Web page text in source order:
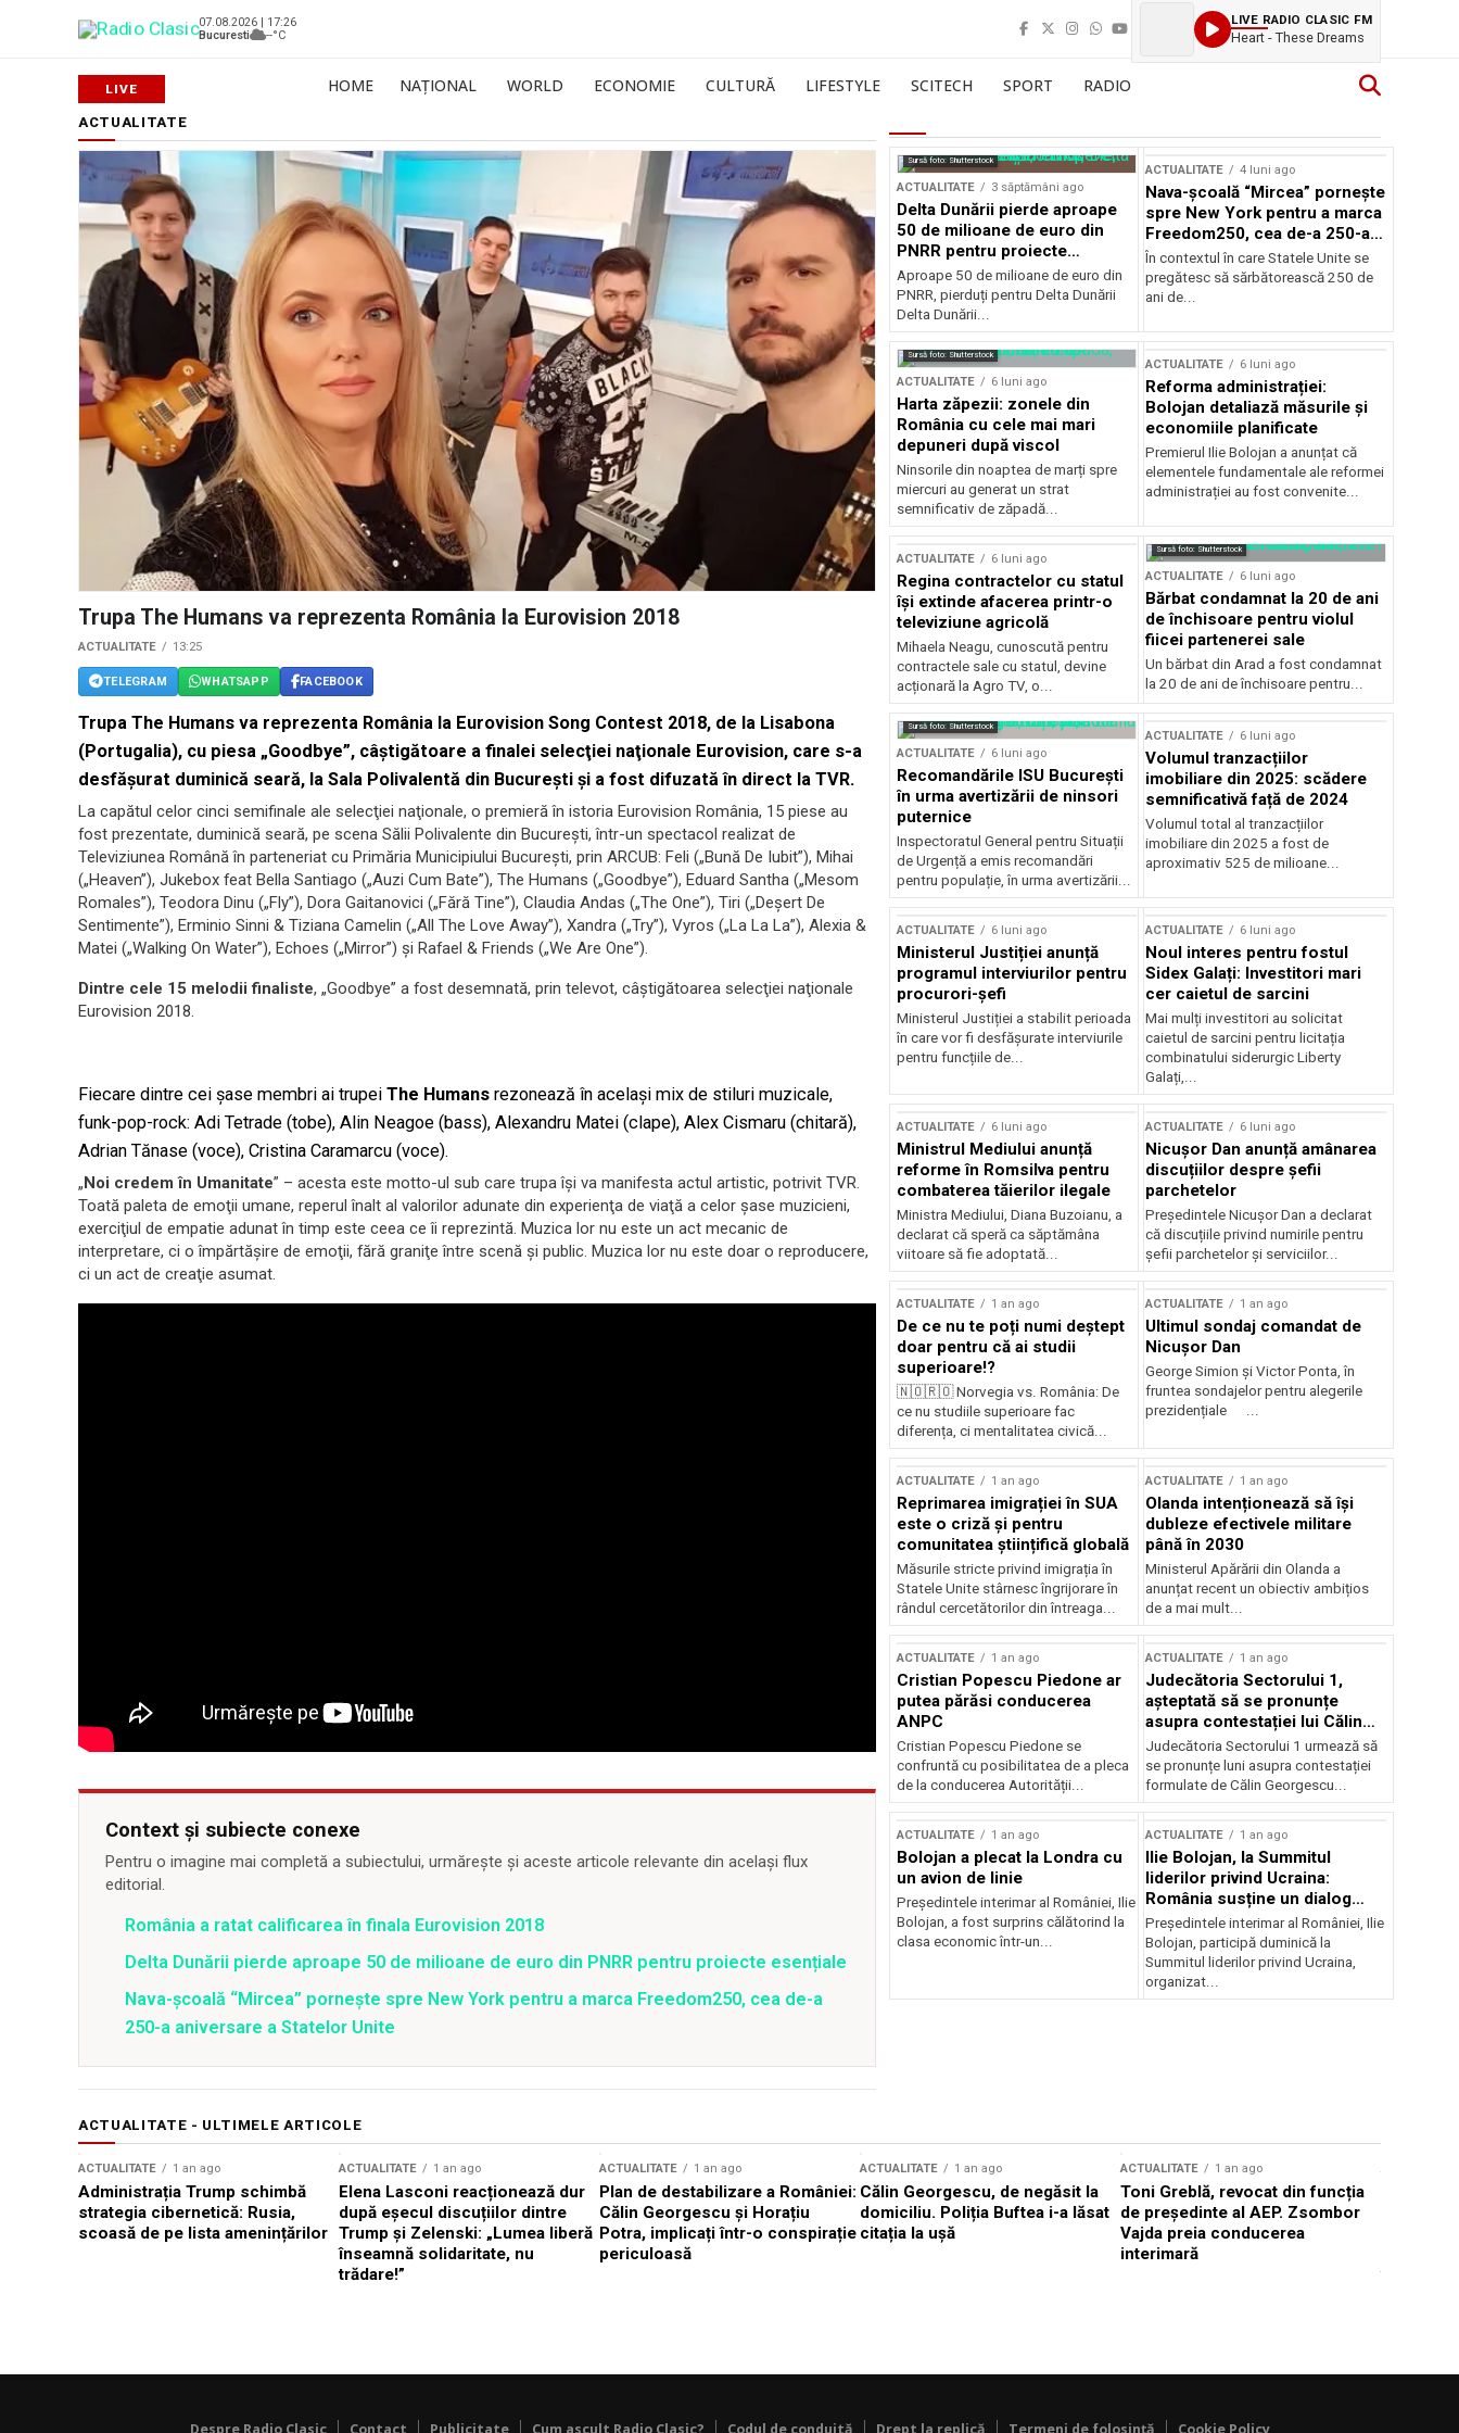
07.08.2026 | 17:26
Bucuresti
--°C
LIVE RADIO CLASIC FM
Heart - These Dreams
HOME NAȚIONAL WORLD ECONOMIE CULTURĂ LIFESTYLE SCITECH SPORT RADIO
ACTUALITATE
Trupa The Humans va reprezenta România la Eurovision 2018
ACTUALITATE 13:25
TELEGRAM WHATSAPP FACEBOOK
Trupa The Humans va reprezenta România la Eurovision Song Contest 2018, de la Lisabona
(Portugalia), cu piesa „Goodbye”, câştigătoare a finalei selecţiei naţionale Eurovision, care s-a
desfăşurat duminică seară, la Sala Polivalentă din Bucureşti şi a fost difuzată în direct la TVR.
La capătul celor cinci semifinale ale selecţiei naţionale, o premieră în istoria Eurovision România, 15 piese au
fost prezentate, duminică seară, pe scena Sălii Polivalente din Bucureşti, într-un spectacol realizat de
Televiziunea Română în parteneriat cu Primăria Municipiului Bucureşti, prin ARCUB: Feli („Bună De Iubit”), Mihai
(„Heaven”), Jukebox feat Bella Santiago („Auzi Cum Bate”), The Humans („Goodbye”), Eduard Santha („Mesom
Romales”), Teodora Dinu („Fly”), Dora Gaitanovici („Fără Tine”), Claudia Andas („The One”), Tiri („Deşert De
Sentimente”), Erminio Sinni & Tiziana Camelin („All The Love Away”), Xandra („Try”), Vyros („La La La”), Alexia &
Matei („Walking On Water”), Echoes („Mirror”) şi Rafael & Friends („We Are One”).
Dintre cele 15 melodii finaliste, „Goodbye” a fost desemnată, prin televot, câştigătoarea selecţiei naţionale
Eurovision 2018.
Fiecare dintre cei şase membri ai trupei The Humans rezonează în acelaşi mix de stiluri muzicale,
funk-pop-rock: Adi Tetrade (tobe), Alin Neagoe (bass), Alexandru Matei (clape), Alex Cismaru (chitară),
Adrian Tănase (voce), Cristina Caramarcu (voce).
„Noi credem în Umanitate” – acesta este motto-ul sub care trupa îşi va manifesta actul artistic, potrivit TVR.
Toată paleta de emoţii umane, reperul înalt al valorilor adunate din experienţa de viaţă a celor şase muzicieni,
exerciţiul de empatie adunat în timp este ceea ce îi reprezintă. Muzica lor nu este un act mecanic de
interpretare, ci o împărtăşire de emoţii, fără graniţe între scenă şi public. Muzica lor nu este doar o reproducere,
ci un act de creaţie asumat.
Context și subiecte conexe
Pentru o imagine mai completă a subiectului, urmărește și aceste articole relevante din același flux
editorial.
România a ratat calificarea în finala Eurovision 2018
Delta Dunării pierde aproape 50 de milioane de euro din PNRR pentru proiecte esențiale
Nava-școală “Mircea” pornește spre New York pentru a marca Freedom250, cea de-a
250-a aniversare a Statelor Unite
Sursă foto: Shutterstock
ACTUALITATE 3 săptămâni ago
Delta Dunării pierde aproape
50 de milioane de euro din
PNRR pentru proiecte
esențiale
Aproape 50 de milioane de euro din
PNRR, pierduți pentru Delta Dunării
Delta Dunării...
ACTUALITATE 4 luni ago
Nava-școală “Mircea” pornește
spre New York pentru a marca
Freedom250, cea de-a 250-a
aniversare a Statelor Unite
În contextul în care Statele Unite se
pregătesc să sărbătorească 250 de
ani de...
Sursă foto: Shutterstock
ACTUALITATE 6 luni ago
Harta zăpezii: zonele din
România cu cele mai mari
depuneri după viscol
Ninsorile din noaptea de marți spre
miercuri au generat un strat
semnificativ de zăpadă...
ACTUALITATE 6 luni ago
Reforma administrației:
Bolojan detaliază măsurile și
economiile planificate
Premierul Ilie Bolojan a anunțat că
elementele fundamentale ale reformei
administrației au fost convenite...
ACTUALITATE 6 luni ago
Regina contractelor cu statul
își extinde afacerea printr-o
televiziune agricolă
Mihaela Neagu, cunoscută pentru
contractele sale cu statul, devine
acționară la Agro TV, o...
Sursă foto: Shutterstock
ACTUALITATE 6 luni ago
Bărbat condamnat la 20 de ani
de închisoare pentru violul
fiicei partenerei sale
Un bărbat din Arad a fost condamnat
la 20 de ani de închisoare pentru...
Sursă foto: Shutterstock
ACTUALITATE 6 luni ago
Recomandările ISU București
în urma avertizării de ninsori
puternice
Inspectoratul General pentru Situații
de Urgență a emis recomandări
pentru populație, în urma avertizării...
ACTUALITATE 6 luni ago
Volumul tranzacțiilor
imobiliare din 2025: scădere
semnificativă față de 2024
Volumul total al tranzacțiilor
imobiliare din 2025 a fost de
aproximativ 525 de milioane...
ACTUALITATE 6 luni ago
Ministerul Justiției anunță
programul interviurilor pentru
procurori-șefi
Ministerul Justiției a stabilit perioada
în care vor fi desfășurate interviurile
pentru funcțiile de...
ACTUALITATE 6 luni ago
Noul interes pentru fostul
Sidex Galați: Investitori mari
cer caietul de sarcini
Mai mulți investitori au solicitat
caietul de sarcini pentru licitația
combinatului siderurgic Liberty
Galați,...
ACTUALITATE 6 luni ago
Ministrul Mediului anunță
reforme în Romsilva pentru
combaterea tăierilor ilegale
Ministra Mediului, Diana Buzoianu, a
declarat că speră ca săptămâna
viitoare să fie adoptată...
ACTUALITATE 6 luni ago
Nicușor Dan anunță amânarea
discuțiilor despre șefii
parchetelor
Președintele Nicușor Dan a declarat
că discuțiile privind numirile pentru
șefii parchetelor și serviciilor...
ACTUALITATE 1 an ago
De ce nu te poți numi deștept
doar pentru că ai studii
superioare!?
🇳🇴🇷🇴 Norvegia vs. România: De
ce nu studiile superioare fac
diferența, ci mentalitatea civică...
ACTUALITATE 1 an ago
Ultimul sondaj comandat de
Nicușor Dan
George Simion și Victor Ponta, în
fruntea sondajelor pentru alegerile
prezidențiale ...
ACTUALITATE 1 an ago
Reprimarea imigrației în SUA
este o criză și pentru
comunitatea științifică globală
Măsurile stricte privind imigrația în
Statele Unite stârnesc îngrijorare în
rândul cercetătorilor din întreaga...
ACTUALITATE 1 an ago
Olanda intenționează să își
dubleze efectivele militare
până în 2030
Ministerul Apărării din Olanda a
anunțat recent un obiectiv ambițios
de a mai mult...
ACTUALITATE 1 an ago
Cristian Popescu Piedone ar
putea părăsi conducerea
ANPC
Cristian Popescu Piedone se
confruntă cu posibilitatea de a pleca
de la conducerea Autorității...
ACTUALITATE 1 an ago
Judecătoria Sectorului 1,
așteptată să se pronunțe
asupra contestației lui Călin
Georgescu privind controlul
judiciar
Judecătoria Sectorului 1 urmează să
se pronunțe luni asupra contestației
formulate de Călin Georgescu...
ACTUALITATE 1 an ago
Bolojan a plecat la Londra cu
un avion de linie
Președintele interimar al României, Ilie
Bolojan, a fost surprins călătorind la
clasa economic într-un...
ACTUALITATE 1 an ago
Ilie Bolojan, la Summitul
liderilor privind Ucraina:
România susține un dialog
transatlantic pentru securitate
și stabilitate
Președintele interimar al României, Ilie
Bolojan, participă duminică la
Summitul liderilor privind Ucraina,
organizat...
ACTUALITATE - ULTIMELE ARTICOLE
ACTUALITATE 1 an ago
Administrația Trump schimbă
strategia cibernetică: Rusia,
scoasă de pe lista amenințărilor
ACTUALITATE 1 an ago
Elena Lasconi reacționează dur
după eșecul discuțiilor dintre
Trump și Zelenski: „Lumea liberă
înseamnă solidaritate, nu
trădare!”
ACTUALITATE 1 an ago
Plan de destabilizare a României:
Călin Georgescu și Horațiu
Potra, implicați într-o conspirație
periculoasă
ACTUALITATE 1 an ago
Călin Georgescu, de negăsit la
domiciliu. Poliția Buftea i-a lăsat
citația la ușă
ACTUALITATE 1 an ago
Toni Greblă, revocat din funcția
de președinte al AEP. Zsombor
Vajda preia conducerea
interimară